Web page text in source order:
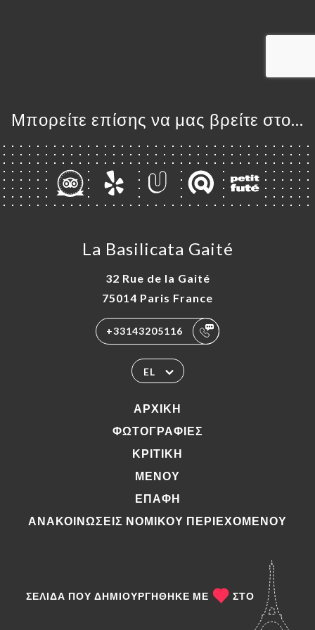
Μπορείτε επίσης να μας βρείτε στο...
La Basilicata Gaité
32 Rue de la Gaité
75014 Paris France
+33143205116
EL
ΑΡΧΙΚΉ
ΦΩΤΟΓΡΑΦΊΕΣ
ΚΡΙΤΙΚΉ
ΜΕΝΟΎ
ΕΠΑΦΉ
ΑΝΑΚΟΙΝΏΣΕΙΣ ΝΟΜΙΚΟΎ ΠΕΡΙΕΧΟΜΈΝΟΥ
ΣΕΛΊΔΑ ΠΟΥ ΔΗΜΙΟΥΡΓΉΘΗΚΕ ΜΕ ΣΤΟ